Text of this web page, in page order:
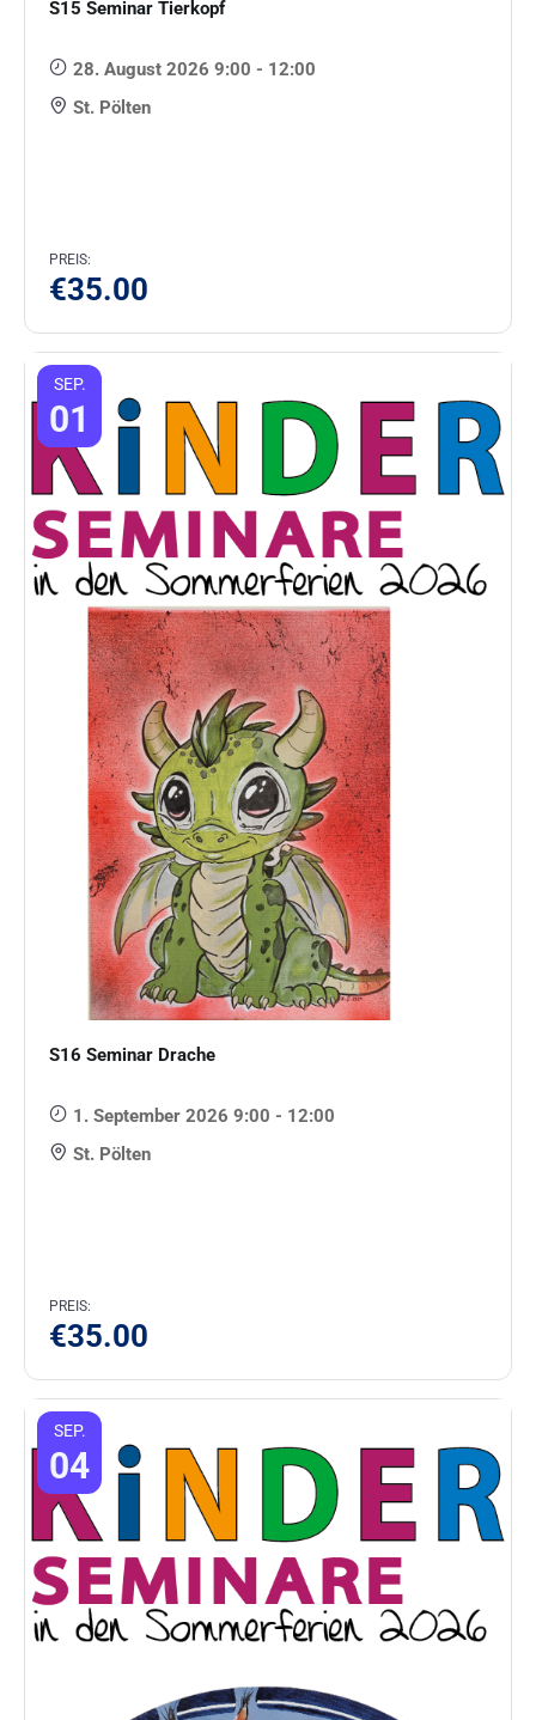
S15 Seminar Tierkopf
28. August 2026 9:00 - 12:00
St. Pölten
PREIS:
€35.00
SEP.
01
S16 Seminar Drache
1. September 2026 9:00 - 12:00
St. Pölten
PREIS:
€35.00
SEP.
04